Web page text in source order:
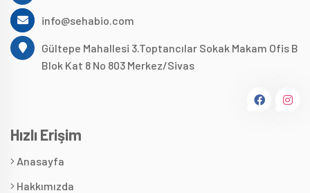
info@sehabio.com
Gültepe Mahallesi 3.Toptancılar Sokak Makam Ofis B
Blok Kat 8 No 803 Merkez/Sivas
Hızlı Erişim
Anasayfa
Hakkımızda